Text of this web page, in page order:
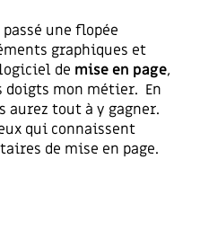
une flopée
graphiques et
de mise en page,
doigts mon métier. En
tout à y gagner.
qui connaissent
de mise en page.